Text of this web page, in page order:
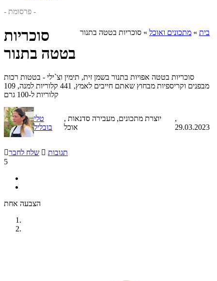
- פרסומת -
בית » מתכונים ואוכל » סוכריות בטטה בתנור
סוכריות
בטטה בתנור
סוכריות בטטה אפויות בתנור בשמן זית, תימין וצ`ילי - בטטות רכות
מבפנים וקריספיות מבחוץ שאתם חייבים לאמץ, 441 קלוריות למנה, 109
קלוריות ל-100 גרם
טלי
בובליל
, יוצרת מתכונים, מעבירה סדנאות
אוכל
,
29.03.2023
שלח לחבר  תגובות
5
הצבעה אחת